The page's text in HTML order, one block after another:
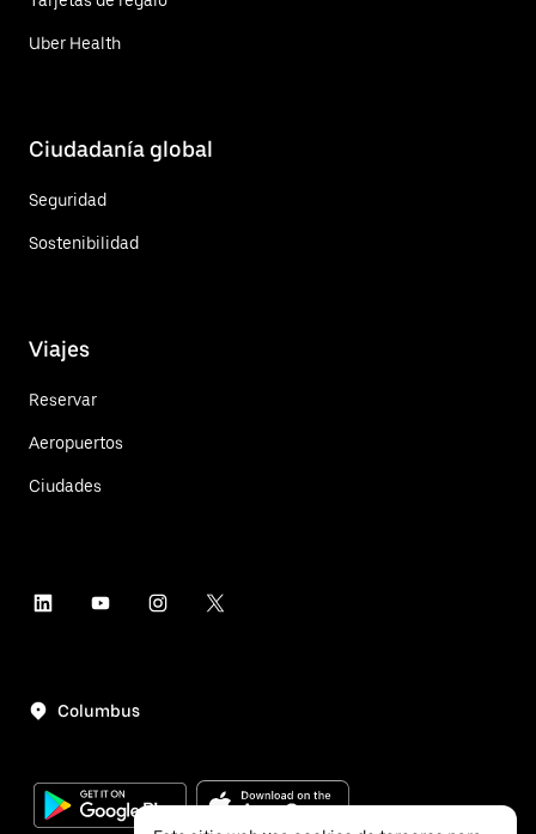
Uber Health
Ciudadanía global
Seguridad
Sostenibilidad
Viajes
Reservar
Aeropuertos
Ciudades
Columbus